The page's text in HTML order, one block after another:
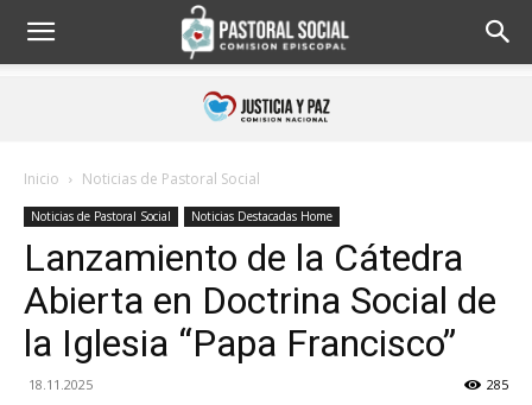
Inicio Noticias de Pastoral Social
Noticias de Pastoral Social Noticias Destacadas Home
Lanzamiento de la Cátedra
Abierta en Doctrina Social de
la Iglesia “Papa Francisco”
18.11.2025 285